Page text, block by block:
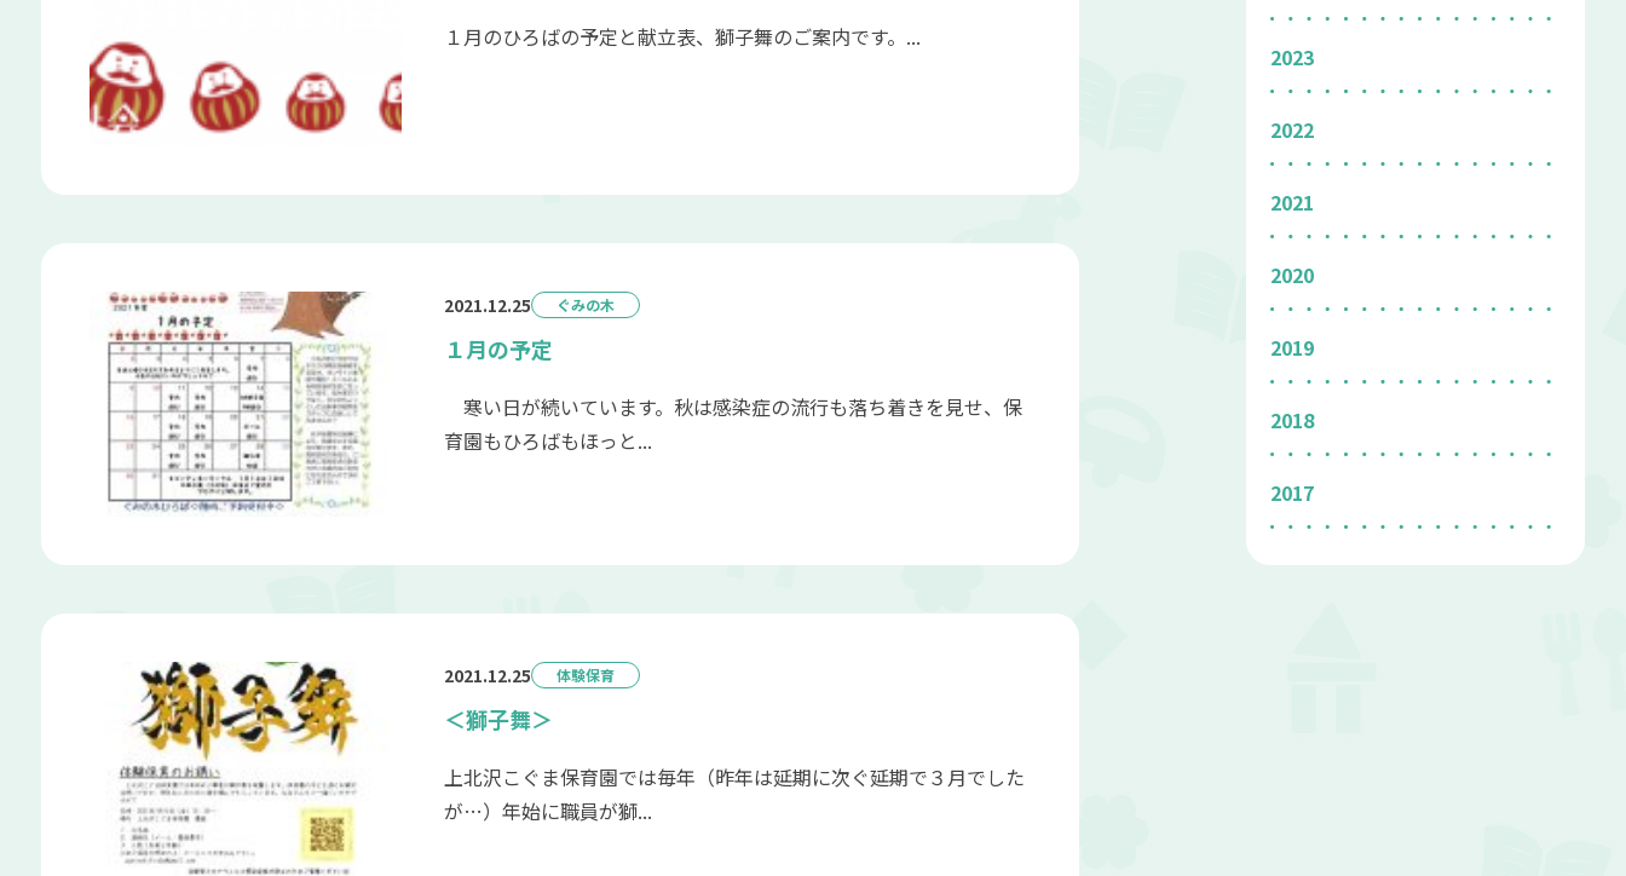
１月のひろばの予定と献立表、獅子舞のご案内です。...
2021.12.25 ぐみの木
１月の予定
寒い日が続いています。秋は感染症の流行も落ち着きを見せ、保
育園もひろばもほっと...
2021.12.25 体験保育
＜獅子舞＞
上北沢こぐま保育園では毎年（昨年は延期に次ぐ延期で３月でした
が…）年始に職員が獅...
2023
2022
2021
2020
2019
2018
2017